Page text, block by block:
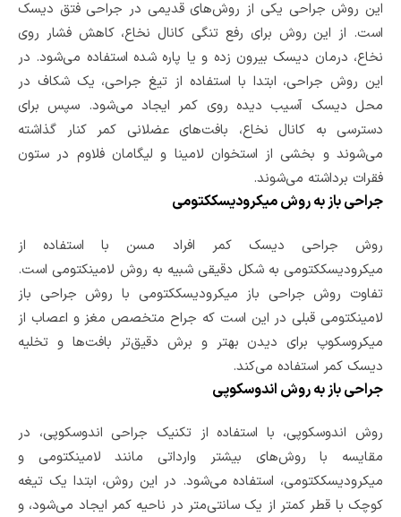
این روش جراحی یکی از روش‌های قدیمی در جراحی فتق دیسک
است. از این روش برای رفع تنگی کانال نخاع، کاهش فشار روی
نخاع، درمان دیسک بیرون زده و یا پاره شده استفاده می‌شود. در
این روش جراحی، ابتدا با استفاده از تیغ جراحی، یک شکاف در
محل دیسک آسیب دیده روی کمر ایجاد می‌شود. سپس برای
دسترسی به کانال نخاع، بافت‌های عضلانی کمر کنار گذاشته
می‌شوند و بخشی از استخوان لامینا و لیگامان فلاوم در ستون
فقرات برداشته می‌شوند.
جراحی باز به روش میکرودیسککتومی
روش جراحی دیسک کمر افراد مسن با استفاده از
میکرودیسککتومی به شکل دقیقی شبیه به روش لامینکتومی است.
تفاوت روش جراحی باز میکرودیسککتومی با روش جراحی باز
لامینکتومی قبلی در این است که جراح متخصص مغز و اعصاب از
میکروسکوپ برای دیدن بهتر و برش دقیق‌تر بافت‌ها و تخلیه
دیسک کمر استفاده می‌کند.
جراحی باز به روش اندوسکوپی
روش اندوسکوپی، با استفاده از تکنیک جراحی اندوسکوپی، در
مقایسه با روش‌های بیشتر وارداتی مانند لامینکتومی و
میکرودیسککتومی، استفاده می‌شود. در این روش، ابتدا یک تیغه
کوچک با قطر کمتر از یک سانتی‌متر در ناحیه کمر ایجاد می‌شود، و